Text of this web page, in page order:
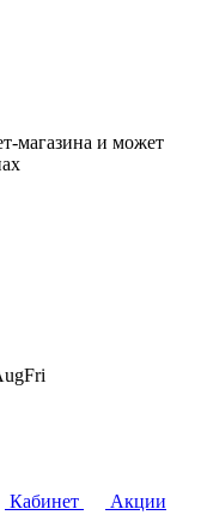
магазина и может
Кабинет
Акции